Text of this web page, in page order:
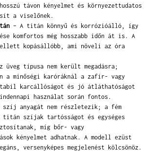
távon kényelmet és környezettudatos
a viselőnek.
– A titán könnyű és korrózióálló, így
komfortos még hosszabb időn át is. A
kopásállóbb, ami növeli az óra
üveg típusa nem került megadásra;
a minőségi karóráknál a zafír- vagy
karcállóságot és jó átláthatóságot
használat során fontos.
szíj anyagát nem részletezik; a fém
titán szíjak tartósságot és egységes
míg bőr- vagy
kényelmet adhatnak. A modell ezüst
versenyképes megjelenést kölcsönöz.